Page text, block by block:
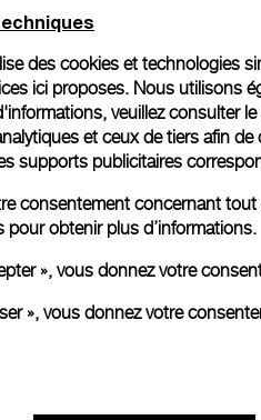
des cookies et technologies
ici proposes. Nous utilisons
veuillez consulter le
et ceux de tiers afin
supports publicitaires
consentement concernant
pour obtenir plus d’informations.
», vous donnez votre
», vous donnez votre